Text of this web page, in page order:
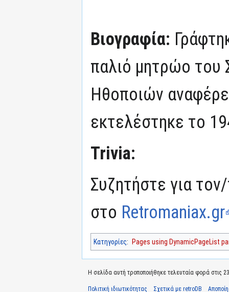
Βιογραφία:
παλιό μητρώο του
Ηθοποιών
εκτελέστηκε το
Trivia:
Συζητήστε για
στο Retromaniax.gr
Κατηγορίες: Pages using DynamicPageList
Η σελίδα αυτή τροποποιήθηκε τελευταία φορά στις
Πολιτική ιδιωτικότητας Σχετικά με retroDB